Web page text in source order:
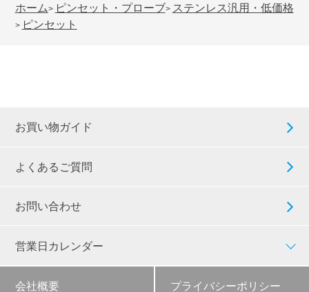
ホーム> ピンセット・プローブ> ステンレス汎用・低価格
> ピンセット
お買い物ガイド
よくあるご質問
お問い合わせ
営業日カレンダー
会社概要 プライバシーポリシー